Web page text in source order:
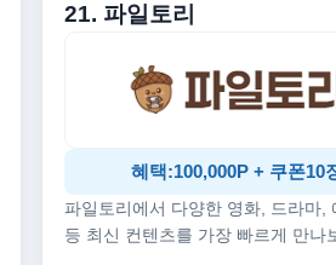
21. 파일토리
혜택:100,000P + 쿠폰10
파일토리에서 다양한 영화, 드라마,
등 최신 컨텐츠를 가장 빠르게 만나